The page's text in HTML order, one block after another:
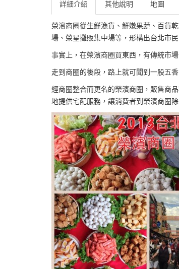
詳細介紹 其他說明 地圖
榮濱商圈從生鮮漁貨、鮮嫩果蔬、百貨
場、榮星攤販集中場等，形構出台北市
事實上，在榮濱商圈買東西，有傳統市
走到商圈的後段，路上就可聞到一股五
經商圈整合而更名的榮濱商圈，販售商
地提供宅配服務，讓消費者到榮濱商圈